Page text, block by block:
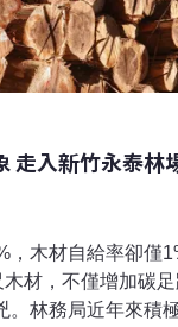
轄區內有大面積的
量可供花蓮在地
進口木材滿足國內
，人才逐漸流失。
走入新竹永泰林
，木材自給率卻僅
材，不僅增加碳
。林務局近年來積